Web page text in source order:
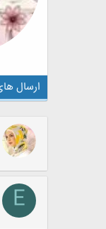
ارسال
E